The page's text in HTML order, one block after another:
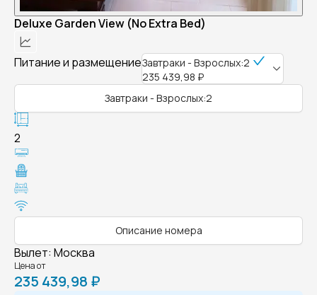
Deluxe Garden View (No Extra Bed)
Питание и размещениеЗавтраки - Взрослых:2
235 439,98 ₽
Завтраки - Взрослых:2
2
Описание номера
Вылет: Москва
Цена от
235 439,98 ₽